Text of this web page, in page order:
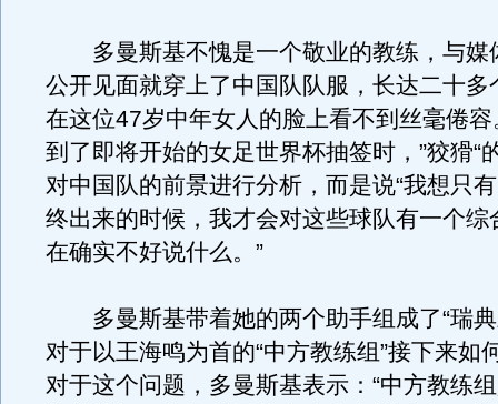
多曼斯基不愧是一个敬业的教练，与媒
公开见面就穿上了中国队队服，长达二十多
在这位47岁中年女人的脸上看不到丝毫倦
到了即将开始的女足世界杯抽签时，”狡猾“
对中国队的前景进行分析，而是说“我想只
终出来的时候，我才会对这些球队有一个综
在确实不好说什么。”
多曼斯基带着她的两个助手组成了“瑞典
对于以王海鸣为首的“中方教练组”接下来如
对于这个问题，多曼斯基表示：“中方教练